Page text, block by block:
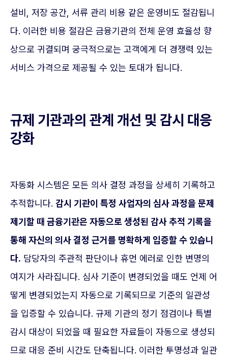
설비, 저장 공간, 서류 관리 비용 같은 운영비도 절감됩니
다. 이러한 비용 절감은 금융기관의 전체 운영 효율성 향
상으로 귀결되며 궁극적으로는 고객에게 더 경쟁력 있는
서비스 가격으로 제공될 수 있는 토대가 됩니다.
규제 기관과의 관계 개선 및 감시 대응
강화
자동화 시스템은 모든 의사 결정 과정을 상세히 기록하고
추적합니다. 감시 기관이 특정 사업자의 심사 과정을 문제
제기할 때 금융기관은 자동으로 생성된 감사 추적 기록을
통해 자신의 의사 결정 근거를 명확하게 입증할 수 있습니
다. 담당자의 주관적 판단이나 휴먼 에러로 인한 변명의
여지가 사라집니다. 심사 기준이 변경되었을 때도 언제 어
떻게 변경되었는지 자동으로 기록되므로 기준의 일관성
을 입증할 수 있습니다. 규제 기관의 정기 점검이나 특별
감시 대상이 되었을 때 필요한 자료들이 자동으로 생성되
므로 대응 준비 시간도 단축됩니다. 이러한 투명성과 일관